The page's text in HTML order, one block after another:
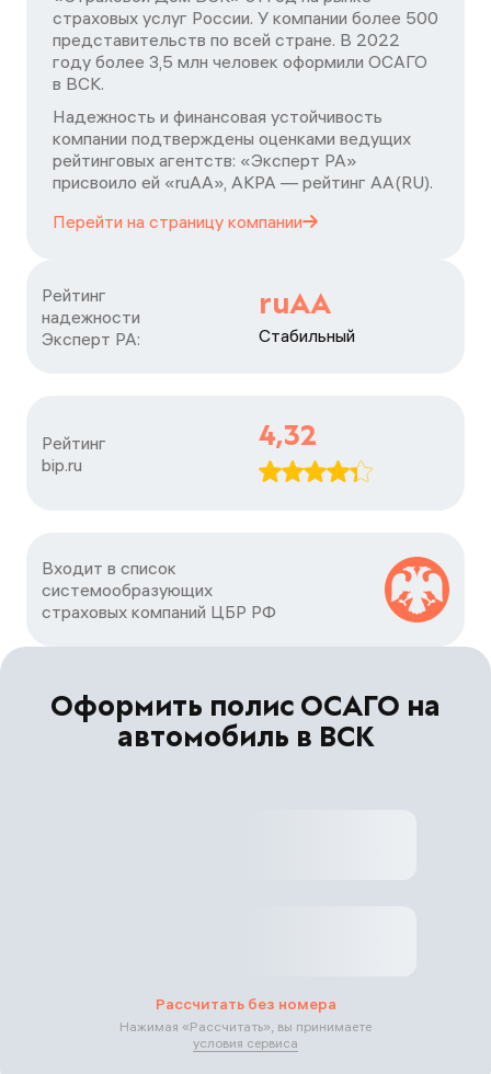
страховых услуг России. У компании более 500
представительств по всей стране. В 2022
году более 3,5 млн человек оформили ОСАГО
в ВСК.
Надежность и финансовая устойчивость
компании подтверждены оценками ведущих
рейтинговых агентств: «Эксперт РА»
присвоило ей «ruAA», АКРА — рейтинг АА(RU).
Перейти на страницу компании
Рейтинг
надежности
Эксперт РА:
ruAA
Стабильный
Рейтинг
bip.ru
4,32
Входит в список
системообразующих
страховых компаний ЦБP РФ
Оформить полис ОСАГО на
автомобиль в ВСК
Рассчитать без номера
Нажимая «Рассчитать», вы принимаете
условия сервиса